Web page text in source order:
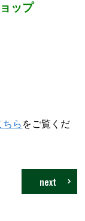
ップ
ちら をご覧くだ
next